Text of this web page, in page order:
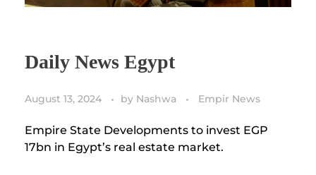
Daily News Egypt
August 13, 2024 by Nashwa Empir News
Empire State Developments to invest EGP
17bn in Egypt’s real estate market.